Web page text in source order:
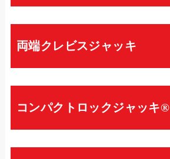
両端クレビスジャッキ
コンパクトロックジャッキ®